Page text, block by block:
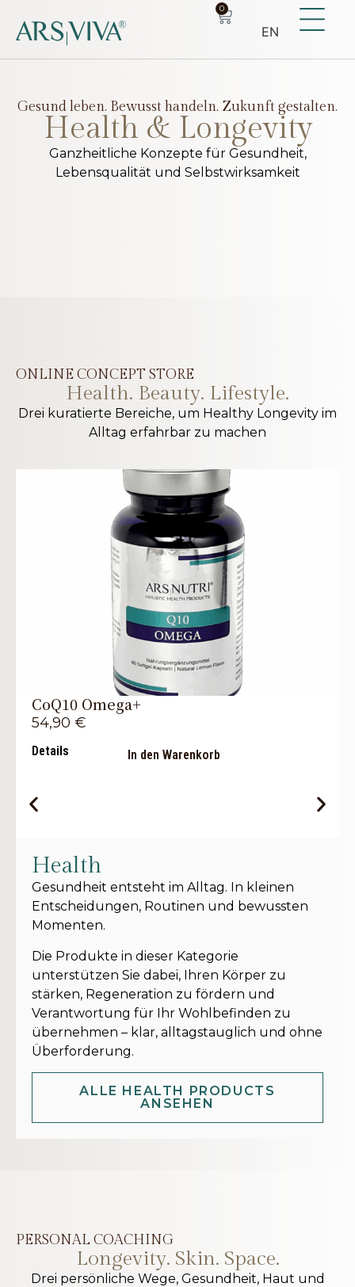
0
EN
Gesund leben. Bewusst handeln. Zukunft gestalten.
Health & Longevity
Ganzheitliche Konzepte für Gesundheit,
Lebensqualität und Selbstwirksamkeit
ONLINE CONCEPT STORE
Health. Beauty. Lifestyle.
Drei kuratierte Bereiche, um Healthy Longevity im
Alltag erfahrbar zu machen
2 Teecups In Der Holzbox
Health
Gesundheit entsteht im Alltag. In kleinen
Entscheidungen, Routinen und bewussten
Momenten.
Die Produkte in dieser Kategorie
unterstützen Sie dabei, Ihren Körper zu
stärken, Regeneration zu fördern und
Verantwortung für Ihr Wohlbefinden zu
übernehmen – klar, alltagstauglich und ohne
Überforderung.
ALLE HEALTH PRODUCTS
ANSEHEN
CoQ10 Omega+
54,90 €
Details In den Warenkorb
PERSONAL COACHING
Longevity. Skin. Space.
Drei persönliche Wege, Gesundheit, Haut und